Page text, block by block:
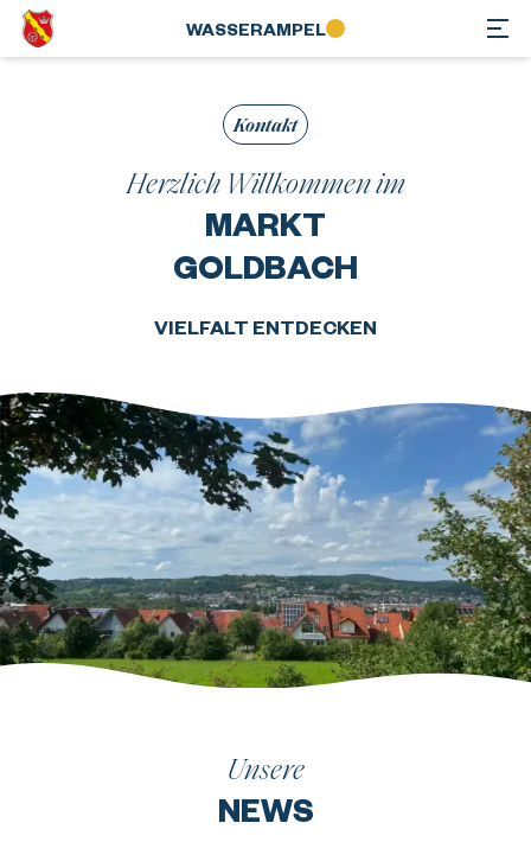
WASSER­AMPEL
Kontakt
Herzlich Willkommen im
MARKT
GOLDBACH
VIELFALT ENTDECKEN
Unsere
NEWS